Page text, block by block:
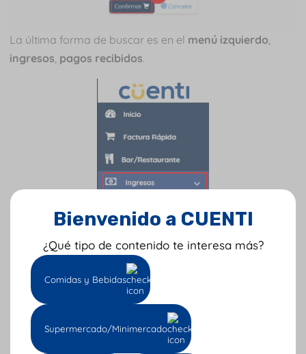
La última forma de buscar es en el menú izquierdo
ingresos pagos recibidos.
Bienvenido a CUENTI
¿Qué tipo de contenido te interesa más?
Comidas y Bebidas
Supermercado/Minimercado